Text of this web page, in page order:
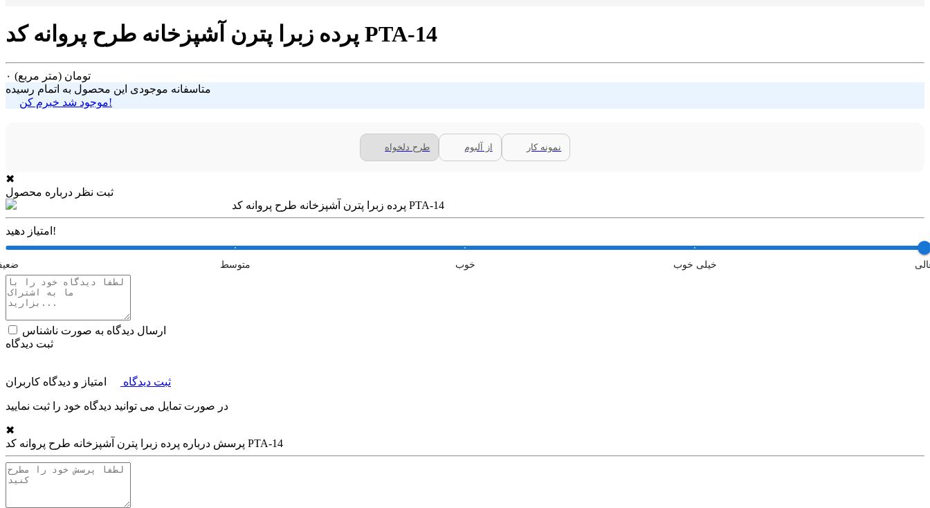
پرده زبرا پترن آشپزخانه طرح پروانه کد PTA-14
۰ تومان (متر مربع)
متاسفانه موجودی این محصول به اتمام رسیده
موجود شد خبرم کن!
طرح دلخواه از آلبوم نمونه کار
✖
ثبت نظر درباره محصول
پرده زبرا پترن آشپزخانه طرح پروانه کد PTA-14
امتیاز دهید!
متوسط خوب خیلی خوب
ارسال دیدگاه به صورت ناشناس
ثبت دیدگاه
ثبت دیدگاه امتیاز و دیدگاه کاربران
در صورت تمایل می توانید دیدگاه خود را ثبت نمایید
✖
پرسش درباره پرده زبرا پترن آشپزخانه طرح پروانه کد PTA-14